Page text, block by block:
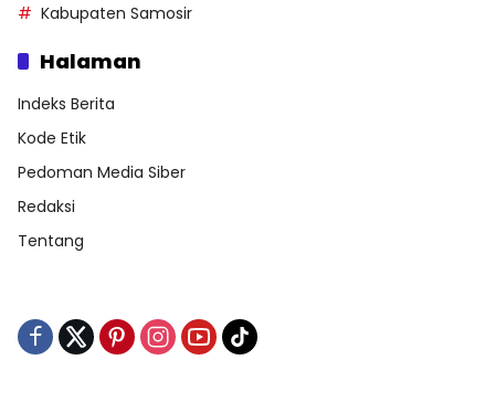
Kabupaten Samosir
Halaman
Indeks Berita
Kode Etik
Pedoman Media Siber
Redaksi
Tentang